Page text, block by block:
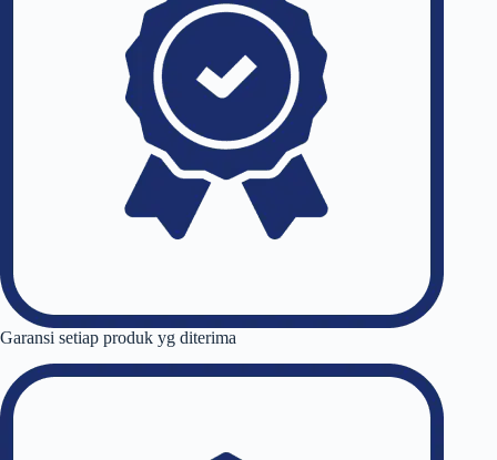
Garansi setiap produk yg diterima